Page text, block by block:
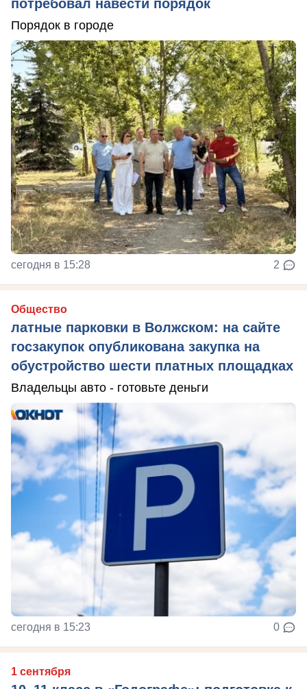
потребовал навести порядок
Порядок в городе
сегодня в 15:28 2
Общество
латные парковки в Волжском: на сайте
госзакупок опубликована закупка на
обустройство шести платных площадках
Владельцы авто - готовьте деньги
сегодня в 15:23 0
1 сентября